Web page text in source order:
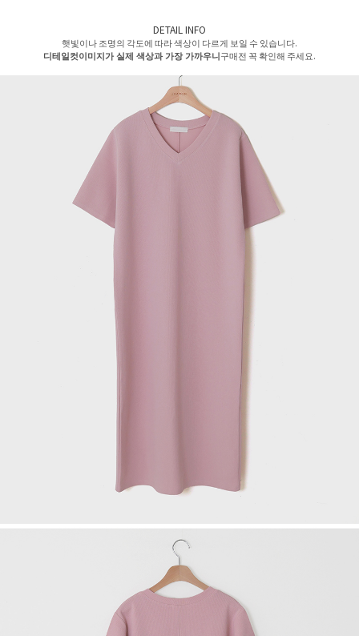
DETAIL INFO
햇빛이나 조명의 각도에 따라 색상이 다르게 보일 수 있습니다.
디테일컷이미지가 실제 색상과 가장 가까우니구매전 꼭 확인해 주세요.